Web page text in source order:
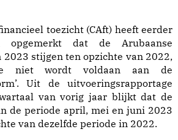
toezicht (CAft) heeft eerder
dat de Arubaanse
2023 stijgen ten opzichte van 2022,
niet wordt voldaan aan de
Uit de uitvoeringsrapportage
van vorig jaar blijkt dat de
de periode april, mei en juni 2023
van dezelfde periode in 2022.